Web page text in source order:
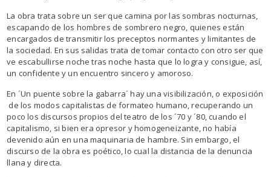
La obra trata sobre un ser que camina por las sombras nocturnas,
escapando de los hombres de sombrero negro, quienes están
encargados de transmitir los preceptos normantes y limitantes de
la sociedad. En sus salidas trata de tomar contacto con otro ser que
ve escabullirse noche tras noche hasta que lo logra y consigue, así,
un confidente y un encuentro sincero y amoroso.
En ´Un puente sobre la gabarra´ hay una visibilización, o exposición
de los modos capitalistas de formateo humano, recuperando un
poco los discursos propios del teatro de los ´70 y ´80, cuando el
capitalismo, si bien era opresor y homogeneizante, no había
devenido aún en una maquinaria de hambre. Sin embargo, el
discurso de la obra es poético, lo cual la distancia de la denuncia
llana y directa.